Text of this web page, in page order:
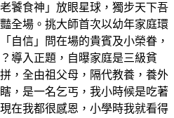
饕食神」放眼星球，獨步天下吾
全場。挑大師首次以幼年家庭環
自信」問在場的貴賓及小榮眷，
導入正題，自曝家庭是三級貧
，全由祖父母，隔代教養，養外
，是一名乞丐，我小時候是吃著
在我都很感恩，小學時我就看得